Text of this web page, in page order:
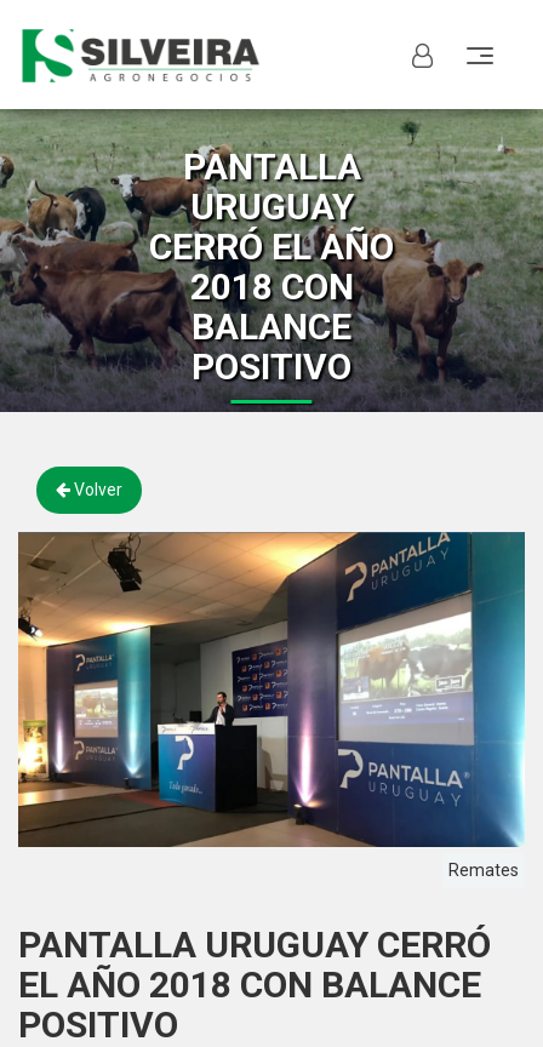
PANTALLA
URUGUAY
CERRÓ EL AÑO
2018 CON
BALANCE
POSITIVO
Volver
Remates
PANTALLA URUGUAY CERRÓ
EL AÑO 2018 CON BALANCE
POSITIVO